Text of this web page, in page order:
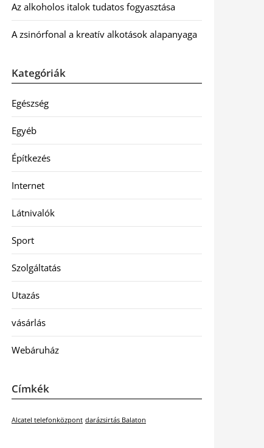
Az alkoholos italok tudatos fogyasztása
A zsinórfonal a kreatív alkotások alapanyaga
Kategóriák
Egészség
Egyéb
Építkezés
Internet
Látnivalók
Sport
Szolgáltatás
Utazás
vásárlás
Webáruház
Címkék
Alcatel telefonközpont darázsirtás Balaton